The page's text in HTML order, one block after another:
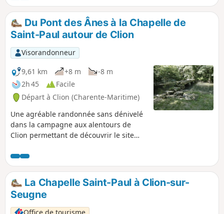
l'alimentent et du patrimoine bâti comme la Chapelle Saint-
Paul.Du Pont des Ânes à la Chapelle de
Saint-Paul autour de Clion
Visorandonneur
9,61 km
+8 m
-8 m
2h 45
Facile
Départ à Clion (Charente-Maritime)
Une agréable randonnée sans dénivelé
dans la campagne aux alentours de
Clion permettant de découvrir le site
de Saint-Paul, la Fontaine Saint-Fort et
d'avoir de belles vues sur les châteaux
de Lussac et de Clam.Ce circuit
emprunte très partiellement le GRP®®
de Saintonge.
La Chapelle Saint-Paul à Clion-sur-
Seugne